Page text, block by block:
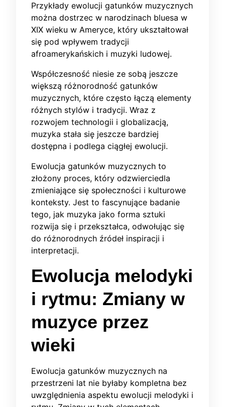
Przykłady ewolucji gatunków muzycznych
można dostrzec w narodzinach bluesa w
XIX wieku w Ameryce, który ukształtował
się pod wpływem tradycji
afroamerykańskich i muzyki ludowej.
Współczesność niesie ze sobą jeszcze
większą różnorodność gatunków
muzycznych, które często łączą elementy
różnych stylów i tradycji. Wraz z
rozwojem technologii i globalizacją,
muzyka stała się jeszcze bardziej
dostępna i podlega ciągłej ewolucji.
Ewolucja gatunków muzycznych to
złożony proces, który odzwierciedla
zmieniające się społeczności i kulturowe
konteksty. Jest to fascynujące badanie
tego, jak muzyka jako forma sztuki
rozwija się i przekształca, odwołując się
do różnorodnych źródeł inspiracji i
interpretacji.
Ewolucja melodyki
i rytmu: Zmiany w
muzyce przez
wieki
Ewolucja gatunków muzycznych na
przestrzeni lat nie byłaby kompletna bez
uwzględnienia aspektu ewolucji melodyki i